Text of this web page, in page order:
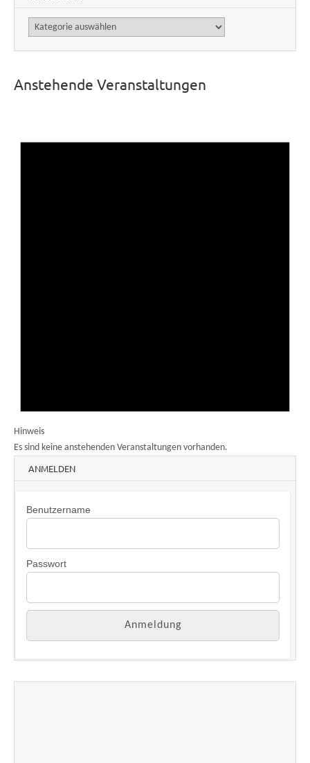
Kategorien
Anstehende Veranstaltungen
Hinweis
Es sind keine anstehenden Veranstaltungen vorhanden.
ANMELDEN
Benutzername
Passwort